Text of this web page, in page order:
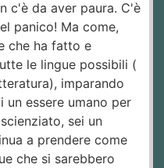
c'è da aver paura. C'è
panico! Ma come,
che ha fatto e
le lingue possibili (
imparando
un essere umano per
sei un
a prendere come
che si sarebbero